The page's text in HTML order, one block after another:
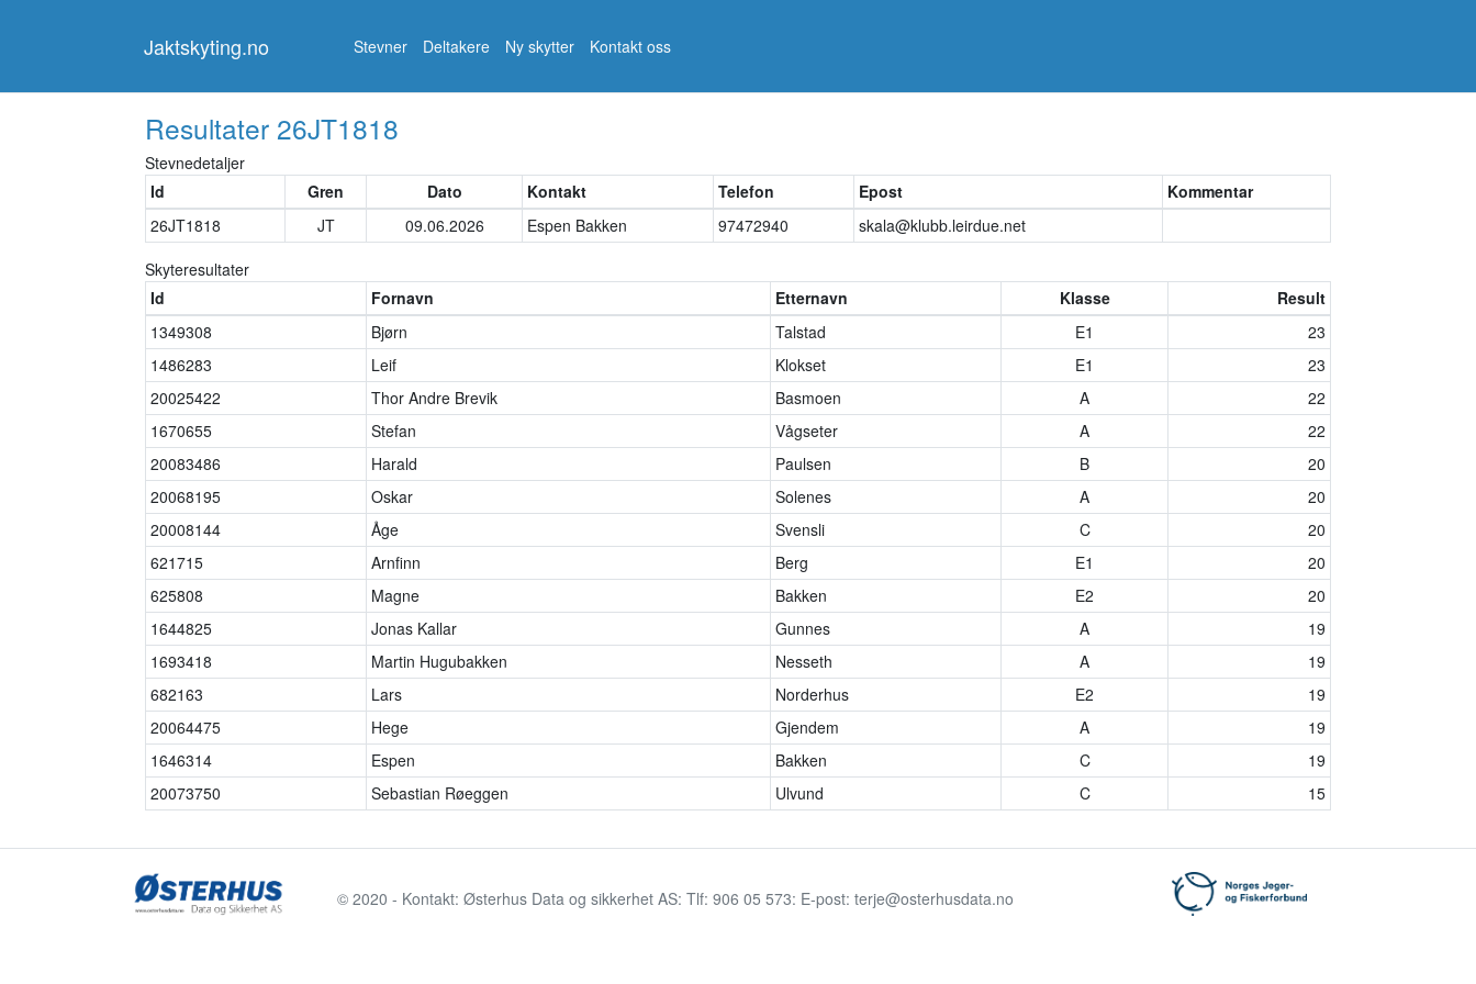
Jaktskyting.no Stevner Deltakere Ny skytter Kontakt oss
Resultater 26JT1818
Stevnedetaljer
Id
Gren Dato Kontakt Telefon Epost
Kommentar
26JT1818
JT 09.06.2026 Espen Bakken 97472940
skala@klubb.leirdue.net
Skyteresultater
Id
Fornavn Etternavn Klasse
Result
1349308
Bjørn Talstad E1
23
1486283
Leif Klokset E1
23
20025422
Thor Andre Brevik Basmoen A
22
1670655
Stefan Vågseter A
22
20083486
Harald Paulsen B
20
20068195
Oskar Solenes A
20
20008144
Åge Svensli C
20
621715
Arnfinn Berg E1
20
625808
Magne Bakken E2
20
1644825
Jonas Kallar Gunnes A
19
1693418
Martin Hugubakken Nesseth A
19
682163
Lars Norderhus E2
19
20064475
Hege Gjendem A
19
1646314
Espen Bakken C
19
20073750
Sebastian Røeggen Ulvund C 15
© 2020 - Kontakt: Østerhus Data og sikkerhet AS: Tlf: 906 05 573: E-post: terje@osterhusdata.no